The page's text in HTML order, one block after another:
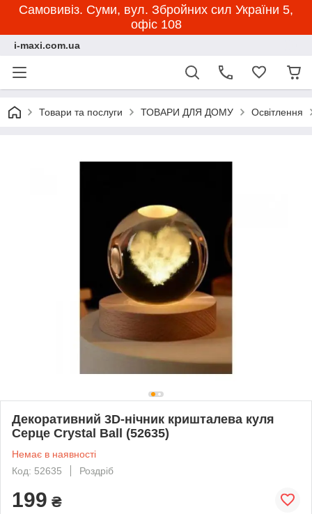
Самовивіз. Суми, вул. Збройних сил України 5,
офіс 108
i-maxi.com.ua
Товари та послуги ТОВАРИ ДЛЯ ДОМУ Освітлення
Декоративний 3D-нічник кришталева куля
Серце Crystal Ball (52635)
Немає в наявності
Код: 52635
Роздріб
199 ₴